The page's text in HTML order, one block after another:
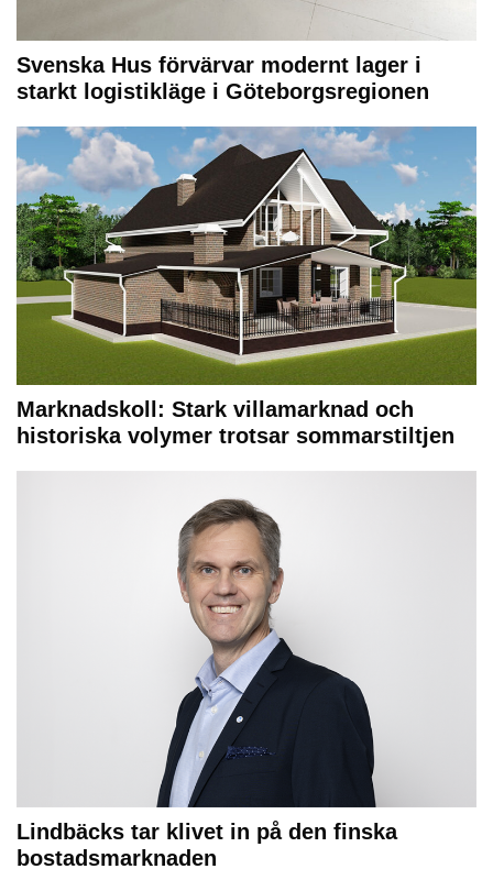
Svenska Hus förvärvar modernt lager i
starkt logistikläge i Göteborgsregionen
Marknadskoll: Stark villamarknad och
historiska volymer trotsar sommarstiltjen
Lindbäcks tar klivet in på den finska
bostadsmarknaden